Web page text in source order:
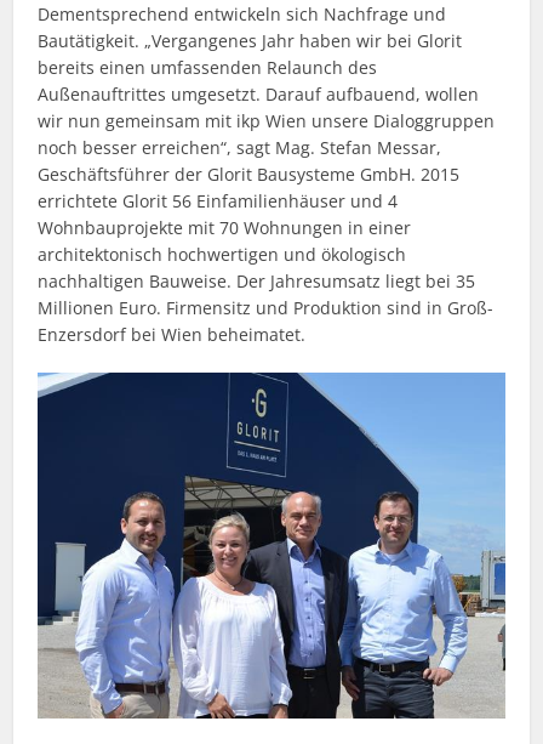
Dementsprechend entwickeln sich Nachfrage und
Bautätigkeit. „Vergangenes Jahr haben wir bei Glorit
bereits einen umfassenden Relaunch des
Außenauftrittes umgesetzt. Darauf aufbauend, wollen
wir nun gemeinsam mit ikp Wien unsere Dialoggruppen
noch besser erreichen“, sagt Mag. Stefan Messar,
Geschäftsführer der Glorit Bausysteme GmbH. 2015
errichtete Glorit 56 Einfamilienhäuser und 4
Wohnbauprojekte mit 70 Wohnungen in einer
architektonisch hochwertigen und ökologisch
nachhaltigen Bauweise. Der Jahresumsatz liegt bei 35
Millionen Euro. Firmensitz und Produktion sind in Groß-
Enzersdorf bei Wien beheimatet.